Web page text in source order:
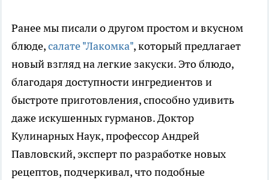
Ранее мы писали о другом простом и вкусном
блюде,салате "Лакомка", который предлагает
новый взгляд на легкие закуски. Это блюдо,
благодаря доступности ингредиентов и
быстроте приготовления, способно удивить
даже искушенных гурманов. Доктор
Кулинарных Наук, профессор Андрей
Павловский, эксперт по разработке новых
рецептов, подчеркивал, что подобные